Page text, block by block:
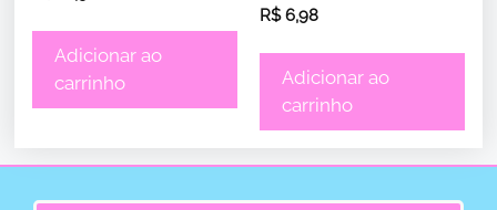
Adicionar ao
carrinho
R$6,98
Adicionar ao
carrinho